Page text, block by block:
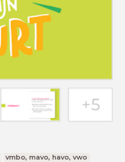
vmbo, mavo, havo, vwo